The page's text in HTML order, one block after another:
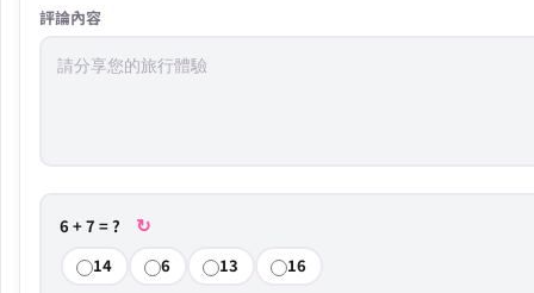
評論內容
6 + 7 = ? ↻
14 6 13 16